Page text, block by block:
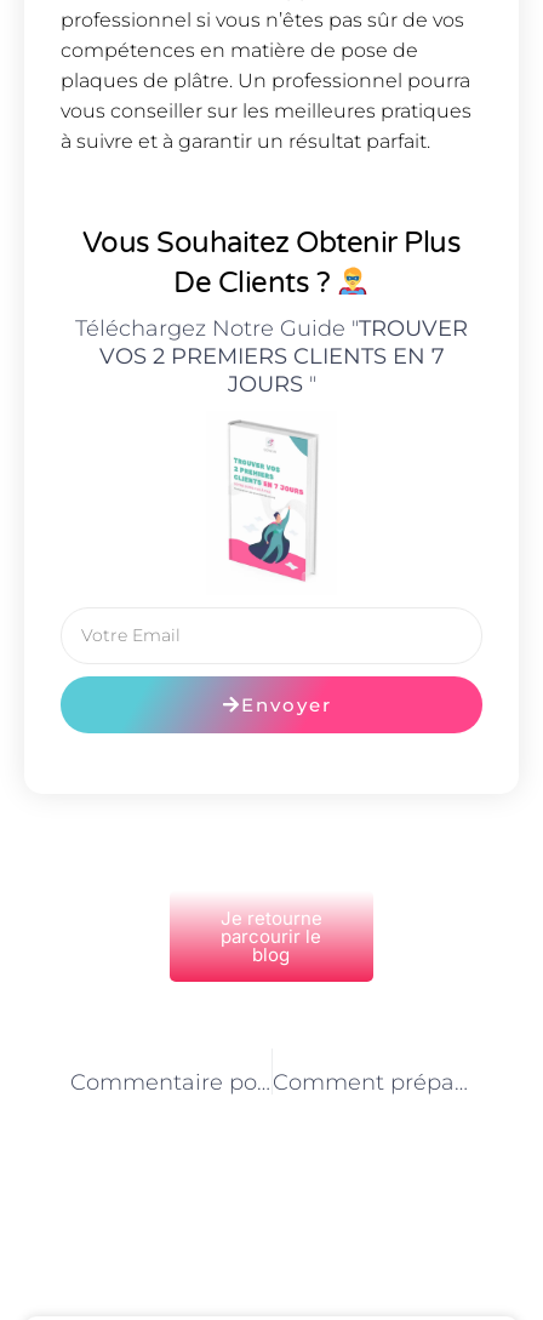
professionnel si vous n’êtes pas sûr de vos
compétences en matière de pose de
plaques de plâtre. Un professionnel pourra
vous conseiller sur les meilleures pratiques
à suivre et à garantir un résultat parfait.
Vous Souhaitez Obtenir Plus
De Clients ?
Téléchargez Notre Guide "TROUVER
VOS 2 PREMIERS CLIENTS EN 7
JOURS"
Envoyer
Je retourne
parcourir le
blog
Commentaire poser des plaques de plâtre sur des murs en pierre à Paris Comment préparer les surfaces avant de poser des plaques de plâtre à Paris